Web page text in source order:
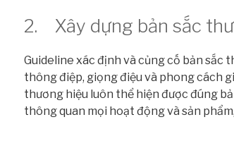
2. Xây dựng bản sắc
Guideline xác định và củng cố bản sắc
thông điệp, giọng điệu và phong cách
thương hiệu luôn thể hiện được đúng
thông quan mọi hoạt động và sản